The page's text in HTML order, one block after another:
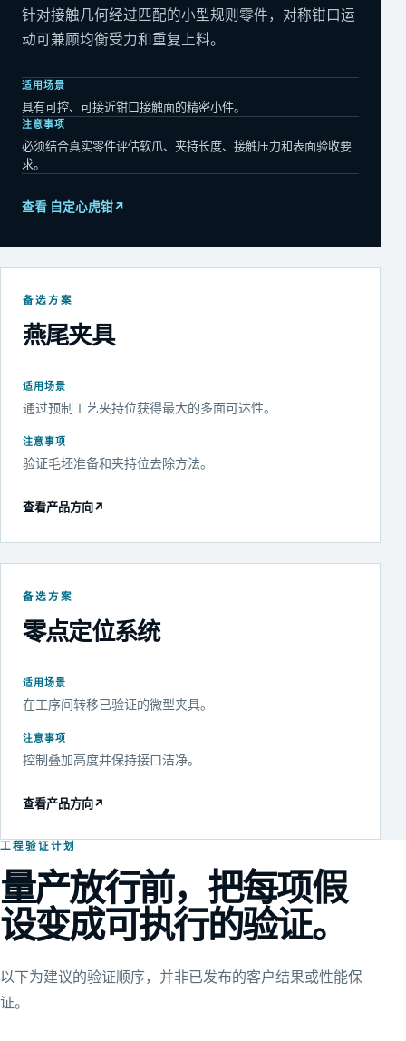
针对接触几何经过匹配的小型规则零件，对称钳口运
动可兼顾均衡受力和重复上料。
适用场景
具有可控、可接近钳口接触面的精密小件。
注意事项
必须结合真实零件评估软爪、夹持长度、接触压力和表面验收要
求。
查看 自定心虎钳↗
备选方案
燕尾夹具
适用场景
通过预制工艺夹持位获得最大的多面可达性。
注意事项
验证毛坯准备和夹持位去除方法。
查看产品方向↗
备选方案
零点定位系统
适用场景
在工序间转移已验证的微型夹具。
注意事项
控制叠加高度并保持接口洁净。
查看产品方向↗
工程验证计划
量产放行前，把每项假
设变成可执行的验证。
以下为建议的验证顺序，并非已发布的客户结果或性能保
证。